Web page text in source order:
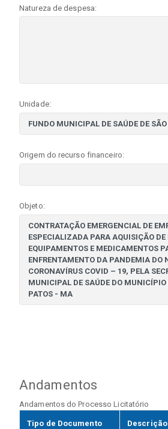
Natureza de despesa:
Unidade:
Origem do recurso financeiro:
Objeto:
Andamentos
Andamentos do Processo Licitatório
Tipo de Documento Descrição